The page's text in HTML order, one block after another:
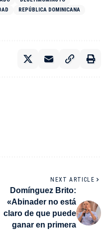
REPÚBLICA DOMINICANA
NEXT ARTICLE
Domínguez Brito:
«Abinader no está
claro de que puede
ganar en primera